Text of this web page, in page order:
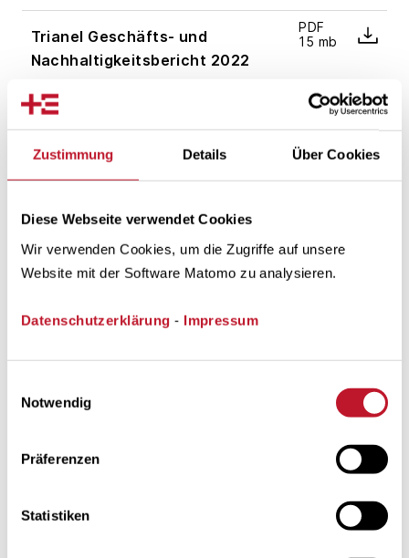
Zustimmung Details Über Cookies
Diese Webseite verwendet Cookies
Wir verwenden Cookies, um die Zugriffe auf unsere
Website mit der Software Matomo zu analysieren.
Datenschutzerklärung - Impressum
Notwendig
Präferenzen
Statistiken
Trianel Geschäfts- und
Nachhaltigkeitsbericht 2022
PDF
15 mb
Trianel Geschäfts- und
Nachhaltigkeitsbericht 2021
PDF
2 mb
Trianel Geschäftsbericht 2020
16 mb
Trianel Geschäfts- und
Nachhaltigkeitsbericht 2019
Trianel Geschäftsbericht 2016
10 mb